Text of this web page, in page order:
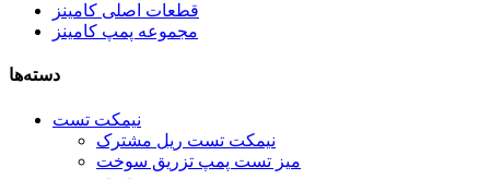
قطعات اصلی کامینز
مجموعه پمپ کامینز
دسته‌ها
نیمکت تست
نیمکت تست ریل مشترک
میز تست پمپ تزریق سوخت